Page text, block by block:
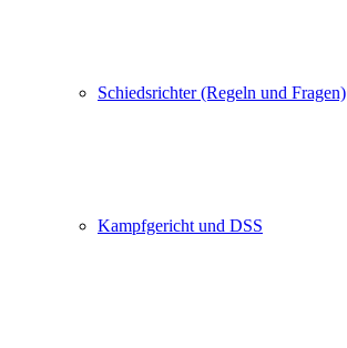
Schiedsrichter (Regeln und Fragen)
Kampfgericht und DSS